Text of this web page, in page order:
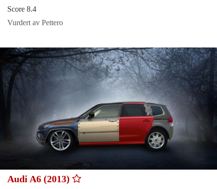
Score 8.4
Vurdert av Pettero
Audi A6 (2013)